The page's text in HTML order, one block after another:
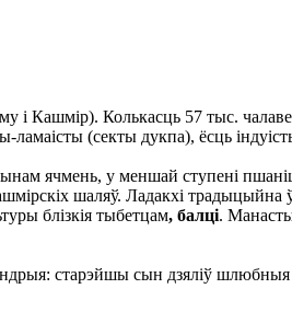
і Кашмір). Колькасць 57 тыс.
(секты дукпа), ёсць
ячмень, у меншай ступені
шаляў. Ладакхі традыцыйна
блізкія тыбетцам, балці.
старэйшы сын дзяліў